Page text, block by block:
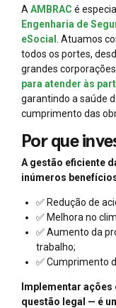
A AMBRAC é
Engenharia de
eSocial
. Atuamos
todos os portes,
grandes corporações.
para atender às
garantindo a saúde
cumprimento das
Por que
A gestão eficiente
inúmeros
✅ Redução de
✅ Melhora no
✅ Aumento da
trabalho;
✅ Cumprimento
Implementar ações
questão legal — é